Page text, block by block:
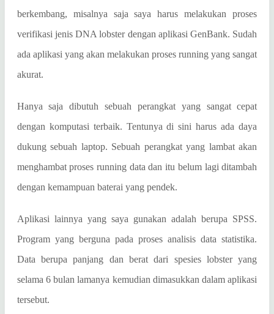
berkembang, misalnya saja saya harus melakukan proses
verifikasi jenis DNA lobster dengan aplikasi GenBank. Sudah
ada aplikasi yang akan melakukan proses running yang sangat
akurat.
Hanya saja dibutuh sebuah perangkat yang sangat cepat
dengan komputasi terbaik. Tentunya di sini harus ada daya
dukung sebuah laptop. Sebuah perangkat yang lambat akan
menghambat proses running data dan itu belum lagi ditambah
dengan kemampuan baterai yang pendek.
Aplikasi lainnya yang saya gunakan adalah berupa SPSS.
Program yang berguna pada proses analisis data statistika.
Data berupa panjang dan berat dari spesies lobster yang
selama 6 bulan lamanya kemudian dimasukkan dalam aplikasi
tersebut.